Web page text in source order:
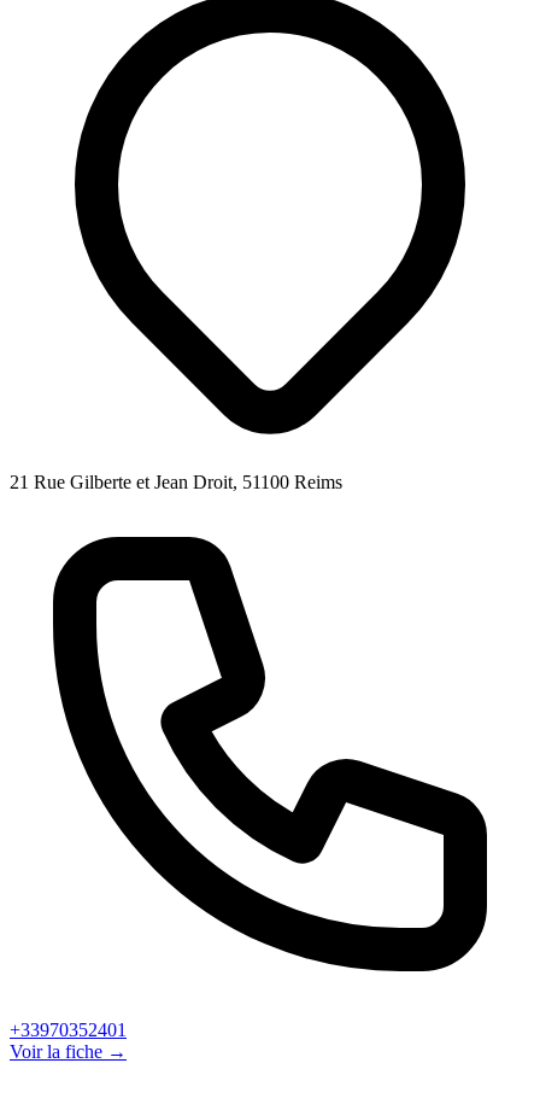
21 Rue Gilberte et Jean Droit, 51100 Reims
+33970352401
Voir la fiche →